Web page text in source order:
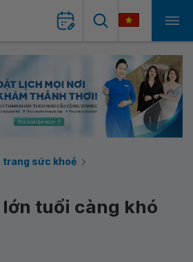
trang sức khoẻ
tuổi càng khó